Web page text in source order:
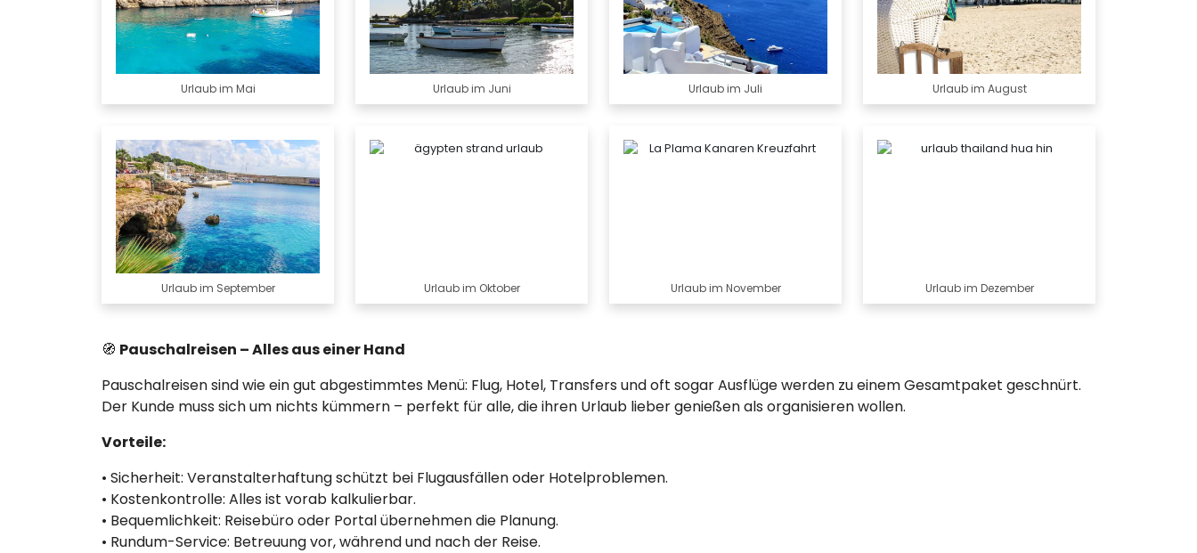
Urlaub im Mai Urlaub im Juni Urlaub im Juli Urlaub im August
Urlaub im September Urlaub im Oktober Urlaub im November Urlaub im Dezember
🧭 Pauschalreisen – Alles aus einer Hand
Pauschalreisen sind wie ein gut abgestimmtes Menü: Flug, Hotel, Transfers und oft sogar Ausflüge werden zu einem Gesamtpaket geschnürt.
Der Kunde muss sich um nichts kümmern – perfekt für alle, die ihren Urlaub lieber genießen als organisieren wollen.
Vorteile:
• Sicherheit: Veranstalterhaftung schützt bei Flugausfällen oder Hotelproblemen.
• Kostenkontrolle: Alles ist vorab kalkulierbar.
• Bequemlichkeit: Reisebüro oder Portal übernehmen die Planung.
• Rundum-Service: Betreuung vor, während und nach der Reise.